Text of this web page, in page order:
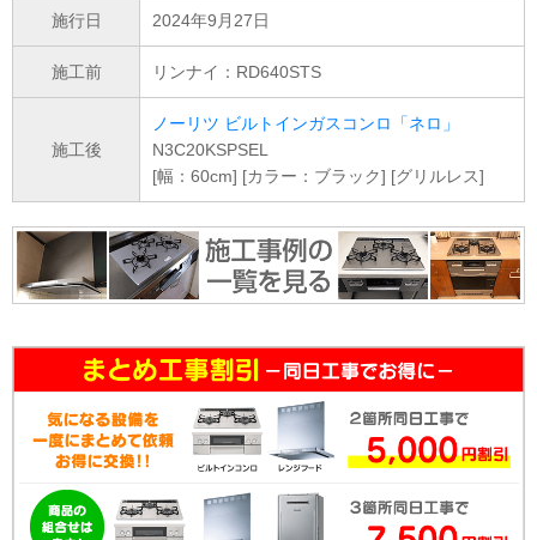
施行日 2024年9月27日
施工前 リンナイ：RD640STS
施工後
ノーリツ ビルトインガスコンロ「ネロ」
N3C20KSPSEL
[幅：60cm] [カラー：ブラック] [グリルレス]